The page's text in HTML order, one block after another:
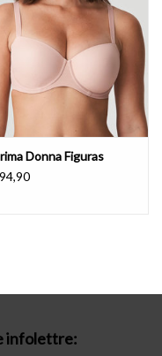
Donna Figuras
infolettre: